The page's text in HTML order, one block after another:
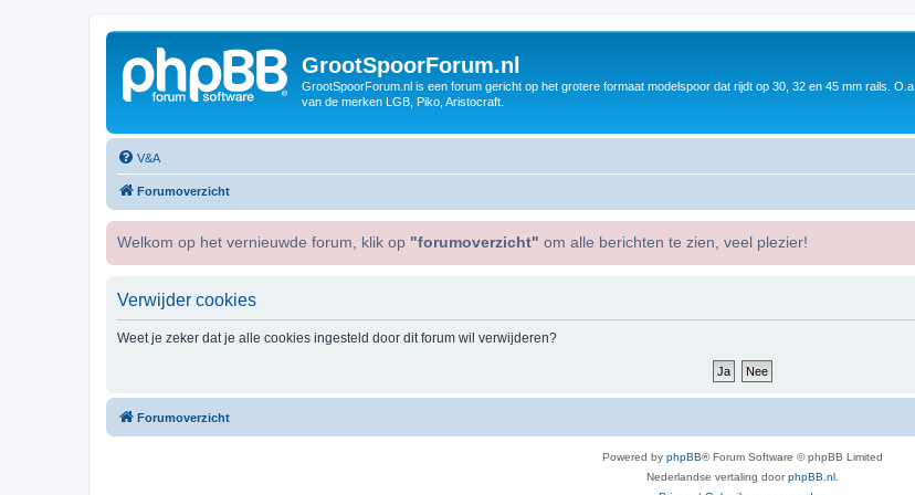
GrootSpoorForum.nl
GrootSpoorForum.nl is een forum gericht op het grotere formaat modelspoor dat rijdt op 30, 32 en 45 mm rails. O.a
van de merken LGB, Piko, Aristocraft.
V&A
Forumoverzicht
Welkom op het vernieuwde forum, klik op "forumoverzicht" om alle berichten te zien, veel plezier!
Verwijder cookies
Weet je zeker dat je alle cookies ingesteld door dit forum wil verwijderen?
Forumoverzicht
Powered by phpBB® Forum Software © phpBB Limited
Nederlandse vertaling doorphpBB.nl